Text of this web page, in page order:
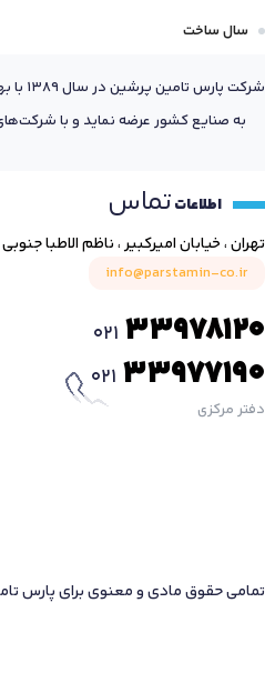
سال ساخت
به صنایع کشور عرضه نماید و با
اطلاعاتتماس
تهران ، خیابان امیرکبیر ، ناظم الاطبا جنوبی ، کوچه
info@parstamin-co.ir
021 33978120
021 33977190
دفتر مرکزی
تمامی حقوق مادی و معنوی برای پارس